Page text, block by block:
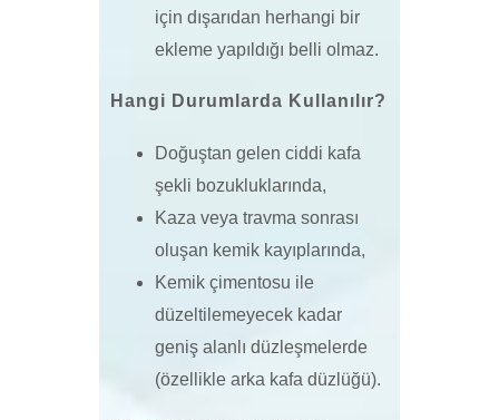
için dışarıdan herhangi bir
ekleme yapıldığı belli olmaz.
Hangi Durumlarda Kullanılır?
Doğuştan gelen ciddi kafa
şekli bozukluklarında,
Kaza veya travma sonrası
oluşan kemik kayıplarında,
Kemik çimentosu ile
düzeltilemeyecek kadar
geniş alanlı düzleşmelerde
(özellikle arka kafa düzlüğü).